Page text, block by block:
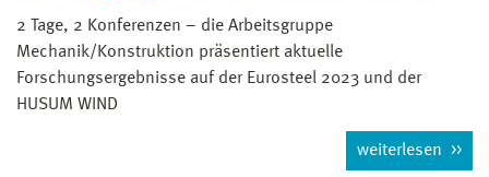
2 Tage, 2 Konferenzen – die Arbeitsgruppe
Mechanik/Konstruktion präsentiert aktuelle
Forschungsergebnisse auf der Eurosteel 2023 und der
HUSUM WIND
weiterlesen